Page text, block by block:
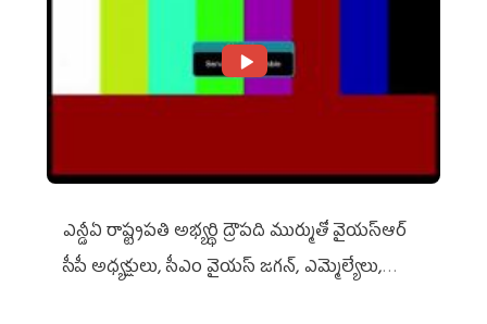
ఎన్డీఏ రాష్ట్ర‌ప‌తి అభ్య‌ర్థి ద్రౌప‌ది ముర్ముతో వైయ‌స్ఆర్
సీపీ అధ్య‌క్షులు, సీఎం వైయ‌స్ జ‌గ‌న్, ఎమ్మెల్యేలు,